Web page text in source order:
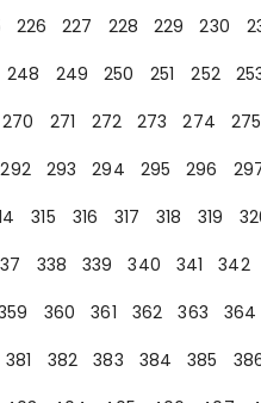
226 227 228 229 230
248 249 250 251 252
270 271 272 273 274 275
292 293 294 295 296
315 316 317 318 319
338 339 340 341 342
360 361 362 363 364
381 382 383 384 385